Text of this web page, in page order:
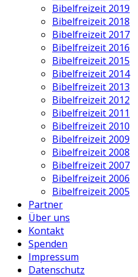
Bibelfreizeit 2019
Bibelfreizeit 2018
Bibelfreizeit 2017
Bibelfreizeit 2016
Bibelfreizeit 2015
Bibelfreizeit 2014
Bibelfreizeit 2013
Bibelfreizeit 2012
Bibelfreizeit 2011
Bibelfreizeit 2010
Bibelfreizeit 2009
Bibelfreizeit 2008
Bibelfreizeit 2007
Bibelfreizeit 2006
Bibelfreizeit 2005
Partner
Über uns
Kontakt
Spenden
Impressum
Datenschutz